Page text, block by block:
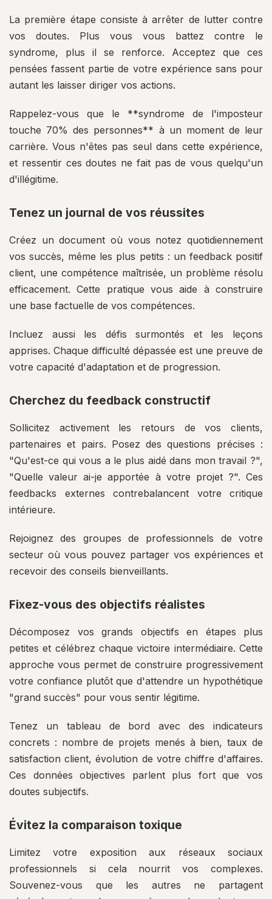
La première étape consiste à arrêter de lutter contre
vos doutes. Plus vous vous battez contre le
syndrome, plus il se renforce. Acceptez que ces
pensées fassent partie de votre expérience sans pour
autant les laisser diriger vos actions.
Rappelez-vous que le **syndrome de l'imposteur
touche 70% des personnes** à un moment de leur
carrière. Vous n'êtes pas seul dans cette expérience,
et ressentir ces doutes ne fait pas de vous quelqu'un
d'illégitime.
Tenez un journal de vos réussites
Créez un document où vous notez quotidiennement
vos succès, même les plus petits : un feedback positif
client, une compétence maîtrisée, un problème résolu
efficacement. Cette pratique vous aide à construire
une base factuelle de vos compétences.
Incluez aussi les défis surmontés et les leçons
apprises. Chaque difficulté dépassée est une preuve de
votre capacité d'adaptation et de progression.
Cherchez du feedback constructif
Sollicitez activement les retours de vos clients,
partenaires et pairs. Posez des questions précises :
"Qu'est-ce qui vous a le plus aidé dans mon travail ?",
"Quelle valeur ai-je apportée à votre projet ?". Ces
feedbacks externes contrebalancent votre critique
intérieure.
Rejoignez des groupes de professionnels de votre
secteur où vous pouvez partager vos expériences et
recevoir des conseils bienveillants.
Fixez-vous des objectifs réalistes
Décomposez vos grands objectifs en étapes plus
petites et célébrez chaque victoire intermédiaire. Cette
approche vous permet de construire progressivement
votre confiance plutôt que d'attendre un hypothétique
"grand succès" pour vous sentir légitime.
Tenez un tableau de bord avec des indicateurs
concrets : nombre de projets menés à bien, taux de
satisfaction client, évolution de votre chiffre d'affaires.
Ces données objectives parlent plus fort que vos
doutes subjectifs.
Évitez la comparaison toxique
Limitez votre exposition aux réseaux sociaux
professionnels si cela nourrit vos complexes.
Souvenez-vous que les autres ne partagent